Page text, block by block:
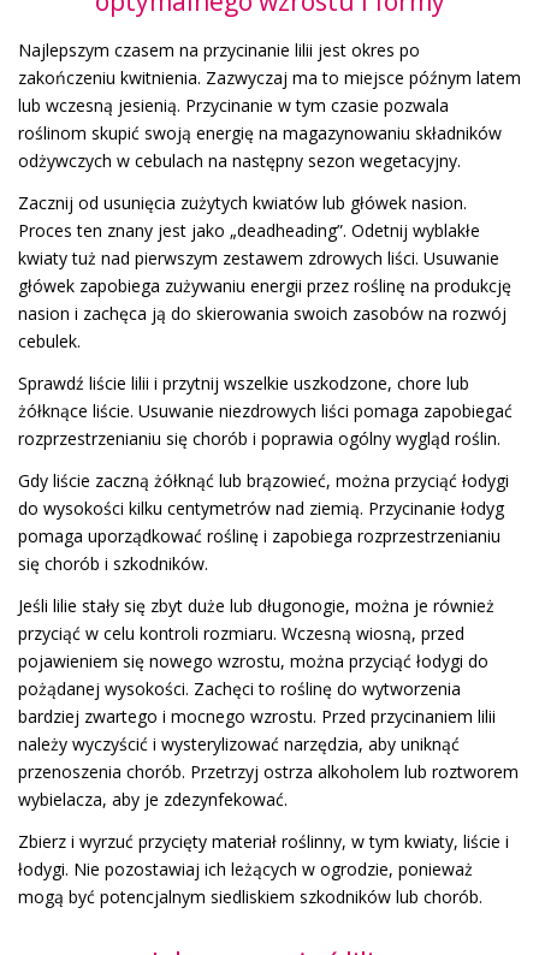
Najlepszym czasem na przycinanie lilii jest okres po
zakończeniu kwitnienia. Zazwyczaj ma to miejsce późnym latem
lub wczesną jesienią. Przycinanie w tym czasie pozwala
roślinom skupić swoją energię na magazynowaniu składników
odżywczych w cebulach na następny sezon wegetacyjny.
Zacznij od usunięcia zużytych kwiatów lub główek nasion.
Proces ten znany jest jako „deadheading”. Odetnij wyblakłe
kwiaty tuż nad pierwszym zestawem zdrowych liści. Usuwanie
główek zapobiega zużywaniu energii przez roślinę na produkcję
nasion i zachęca ją do skierowania swoich zasobów na rozwój
cebulek.
Sprawdź liście lilii i przytnij wszelkie uszkodzone, chore lub
żółknące liście. Usuwanie niezdrowych liści pomaga zapobiegać
rozprzestrzenianiu się chorób i poprawia ogólny wygląd roślin.
Gdy liście zaczną żółknąć lub brązowieć, można przyciąć łodygi
do wysokości kilku centymetrów nad ziemią. Przycinanie łodyg
pomaga uporządkować roślinę i zapobiega rozprzestrzenianiu
się chorób i szkodników.
Jeśli lilie stały się zbyt duże lub długonogie, można je również
przyciąć w celu kontroli rozmiaru. Wczesną wiosną, przed
pojawieniem się nowego wzrostu, można przyciąć łodygi do
pożądanej wysokości. Zachęci to roślinę do wytworzenia
bardziej zwartego i mocnego wzrostu. Przed przycinaniem lilii
należy wyczyścić i wysterylizować narzędzia, aby uniknąć
przenoszenia chorób. Przetrzyj ostrza alkoholem lub roztworem
wybielacza, aby je zdezynfekować.
Zbierz i wyrzuć przycięty materiał roślinny, w tym kwiaty, liście i
łodygi. Nie pozostawiaj ich leżących w ogrodzie, ponieważ
mogą być potencjalnym siedliskiem szkodników lub chorób.